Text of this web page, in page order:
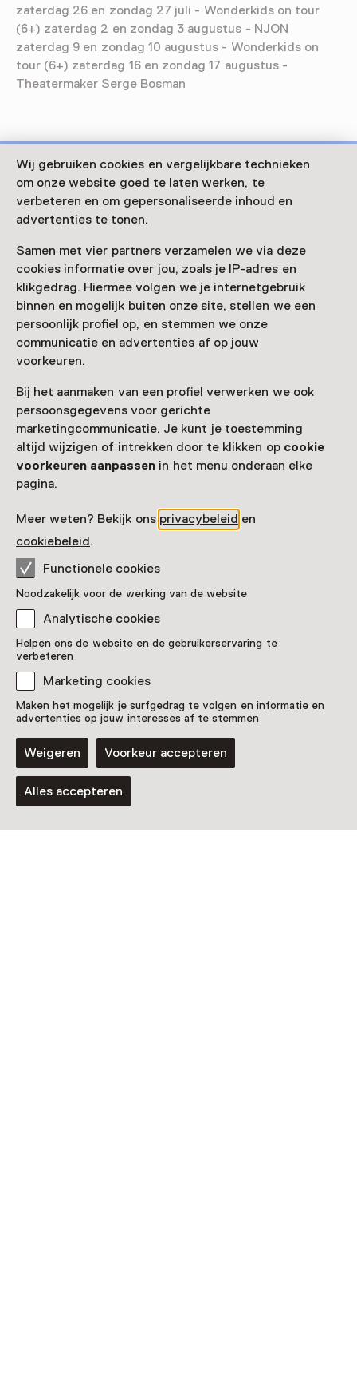
Wij gebruiken cookies en vergelijkbare technieken
om onze website goed te laten werken, te
verbeteren en om gepersonaliseerde inhoud en
advertenties te tonen.
Samen met vier partners verzamelen we via deze
cookies informatie over jou, zoals je IP-adres en
klikgedrag. Hiermee volgen we je internetgebruik
binnen en mogelijk buiten onze site, stellen we een
persoonlijk profiel op, en stemmen we onze
communicatie en advertenties af op jouw
voorkeuren.
Bij het aanmaken van een profiel verwerken we ook
persoonsgegevens voor gerichte
marketingcommunicatie. Je kunt je toestemming
altijd wijzigen of intrekken door te klikken op cookie
voorkeuren aanpassen in het menu onderaan elke
pagina.
Meer weten? Bekijk ons privacybeleid en
cookiebeleid.
Functionele cookies
Noodzakelijk voor de werking van de website
Analytische cookies
Helpen ons de website en de gebruikerservaring te
verbeteren
Marketing cookies
Maken het mogelijk je surfgedrag te volgen en informatie en
advertenties op jouw interesses af te stemmen
Weigeren Voorkeur accepteren
Alles accepteren
zaterdag 26 en zondag 27 juli - Wonderkids on tour
(6+) zaterdag 2 en zondag 3 augustus - NJON
zaterdag 9 en zondag 10 augustus - Wonderkids on
tour (6+) zaterdag 16 en zondag 17 augustus -
Theatermaker Serge Bosman
Deze activiteit is afgelopen. Je kunt hier niet
meer aan deelnemen.
Datum
20 juli 2024 t/m 17 augustus 2025
Toon beschikbaarheid
Paleis Het Loo
Koninklijk Park 16
7315 JA Apeldoorn
Route plannenOpent in een nieuw tabblad
055 - 57 72 400
Vandaag open van 10:00 tot 17:00 uur
Meer openingstijden
Zien & doen in Paleis
Het Loo